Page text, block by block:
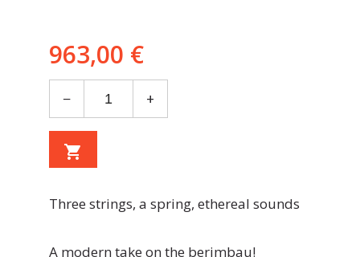
963,00 €
− +
shopping_cart
Three strings, a spring, ethereal sounds
A modern take on the berimbau!